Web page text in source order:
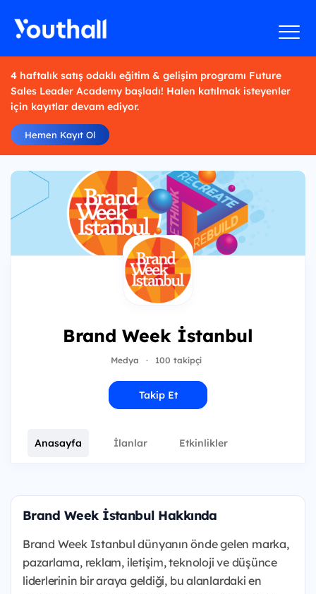
4 haftalık satış odaklı eğitim & gelişim programı Future
Sales Leader Academy başladı! Halen katılmak isteyenler
için kayıtlar devam ediyor.
Hemen Kayıt Ol
Brand Week İstanbul
Medya · 100 takipçi
Takip Et
Anasayfa İlanlar Etkinlikler
Brand Week İstanbul Hakkında
Brand Week Istanbul dünyanın önde gelen marka,
pazarlama, reklam, iletişim, teknoloji ve düşünce
liderlerinin bir araya geldiği, bu alanlardaki en